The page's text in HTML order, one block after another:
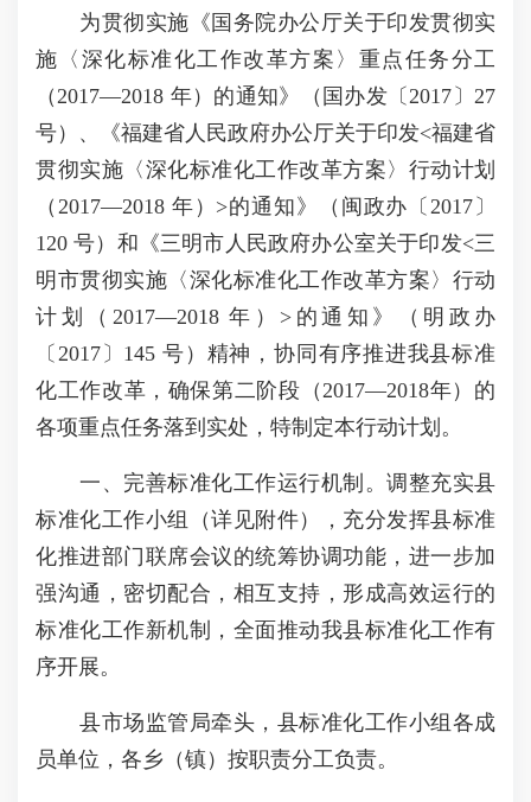
为贯彻实施《国务院办公厅关于印发贯彻实
施〈深化标准化工作改革方案〉重点任务分工
（2017—2018 年）的通知》（国办发〔2017〕27
号）、《福建省人民政府办公厅关于印发<福建省
贯彻实施〈深化标准化工作改革方案〉行动计划
（2017—2018 年）>的通知》（闽政办〔2017〕
120 号）和《三明市人民政府办公室关于印发<三
明市贯彻实施〈深化标准化工作改革方案〉行动
计划（2017—2018 年）>的通知》（明政办
〔2017〕145 号）精神，协同有序推进我县标准
化工作改革，确保第二阶段（2017—2018年）的
各项重点任务落到实处，特制定本行动计划。
一、完善标准化工作运行机制。调整充实县
标准化工作小组（详见附件），充分发挥县标准
化推进部门联席会议的统筹协调功能，进一步加
强沟通，密切配合，相互支持，形成高效运行的
标准化工作新机制，全面推动我县标准化工作有
序开展。
县市场监管局牵头，县标准化工作小组各成
员单位，各乡（镇）按职责分工负责。